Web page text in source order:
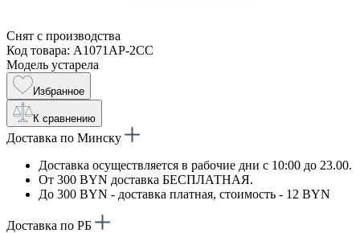
Снят с производства
Код товара: A1071AP-2CC
Модель устарела
Избранное
К сравнению
Доставка по Минску
Доставка осуществляется в рабочие дни с 10:00 до 23.00.
От 300 BYN доставка БЕСПЛАТНАЯ.
До 300 BYN - доставка платная, стоимость - 12 BYN
Доставка по РБ